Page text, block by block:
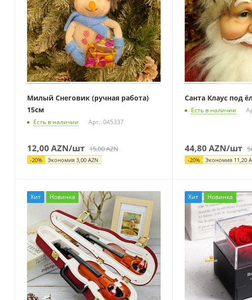
Милый Снеговик (ручная работа)
15см
Есть в наличии Арт.: 045337
12,00 AZN/шт 15,00AZN
-20% Экономия 3,00 AZN
Санта Клаус под
Есть в наличии
44,80 AZN/шт
-20% Экономия 11,20
Хит Новинка Хит Новинка